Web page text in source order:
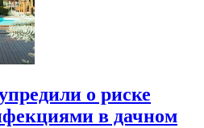
о риске
в дачном